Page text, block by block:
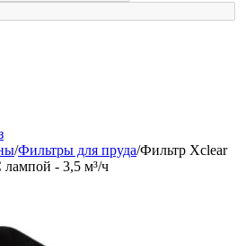
/Фильтры для пруда/Фильтр Xclear
лампой - 3,5 м³/ч